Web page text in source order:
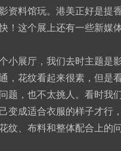
资料馆玩。港美正好是提
！这个展上还有一些新媒
小展厅，我们去时主题是
，花纹看起来很素，但是
题，也不太挑人。看时我
变成适合衣服的样子才行
纹、布料和整体配合上的